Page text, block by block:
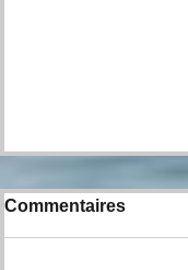
Commentaires